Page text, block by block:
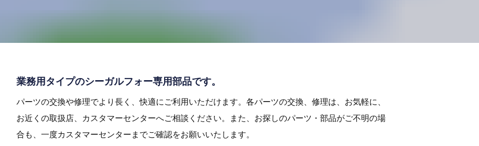
業務用タイプのシーガルフォー専用部品です。
パーツの交換や修理でより長く、快適にご利用いただけます。各パーツの交換、修理は、お気軽に、
お近くの取扱店、カスタマーセンターへご相談ください。また、お探しのパーツ・部品がご不明の場
合も、一度カスタマーセンターまでご確認をお願いいたします。